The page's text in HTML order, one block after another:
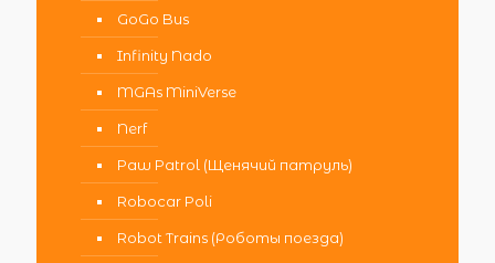
GoGo Bus
Infinity Nado
MGAs MiniVerse
Nerf
Paw Patrol (Щенячий патруль)
Robocar Poli
Robot Trains (Роботы поезда)